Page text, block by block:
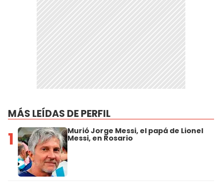
MÁS LEÍDAS DE PERFIL
1 Murió Jorge Messi, el papá de Lionel
Messi, en Rosario